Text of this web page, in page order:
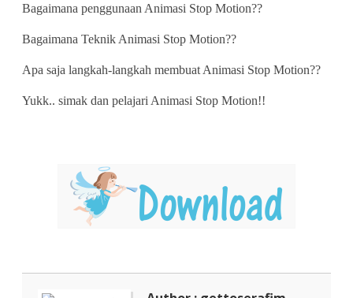
Bagaimana penggunaan Animasi Stop Motion??
Bagaimana Teknik Animasi Stop Motion??
Apa saja langkah-langkah membuat Animasi Stop Motion??
Yukk.. simak dan pelajari Animasi Stop Motion!!